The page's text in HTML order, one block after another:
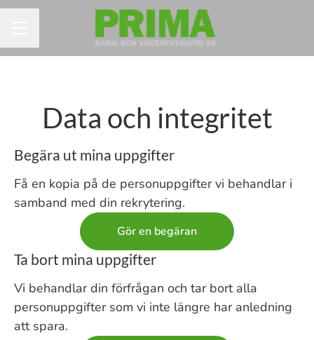
Data och integritet
Begära ut mina uppgifter
Få en kopia på de personuppgifter vi behandlar i
samband med din rekrytering.
Gör en begäran
Ta bort mina uppgifter
Vi behandlar din förfrågan och tar bort alla
personuppgifter som vi inte längre har anledning
att spara.